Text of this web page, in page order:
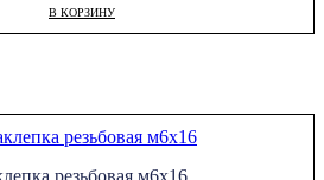
В КОРЗИНУ